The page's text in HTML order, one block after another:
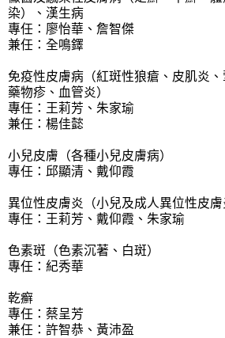
染）、漢生病
專任：廖怡華、詹智傑
兼任：全鳴鐸
免疫性皮膚病（紅斑性狼瘡、皮肌炎、
藥物疹、血管炎）
專任：王莉芳、朱家瑜
兼任：楊佳懿
小兒皮膚（各種小兒皮膚病）
專任：邱顯清、戴仰霞
異位性皮膚炎（小兒及成人異位性皮膚
專任：王莉芳、戴仰霞、朱家瑜
色素斑（色素沉著、白斑）
專任：紀秀華
乾癬
專任：蔡呈芳
兼任：許智恭、黃沛盈